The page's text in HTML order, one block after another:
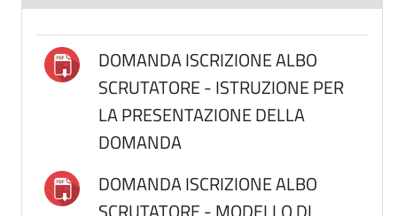
DOMANDA ISCRIZIONE ALBO
SCRUTATORE - ISTRUZIONE PER
LA PRESENTAZIONE DELLA
DOMANDA
DOMANDA ISCRIZIONE ALBO